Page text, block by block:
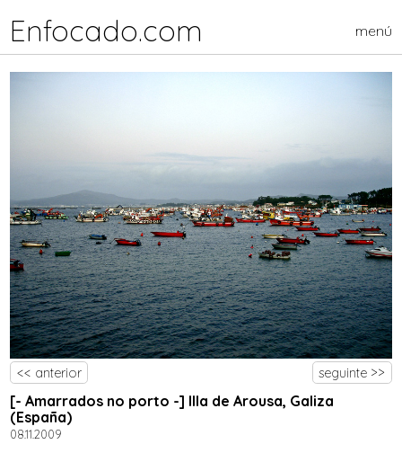
Enfocado.com menú
<< anterior seguinte >>
[- Amarrados no porto -] Illa de Arousa, Galiza
(España)
08.11.2009